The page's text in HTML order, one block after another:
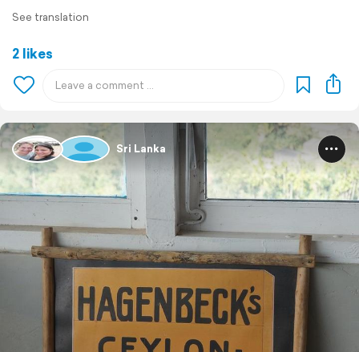
See translation
2 likes
Sri Lanka